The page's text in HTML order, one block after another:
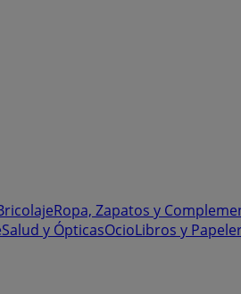
Ropa, Zapatos y
Salud y ÓpticasOcioLibros y